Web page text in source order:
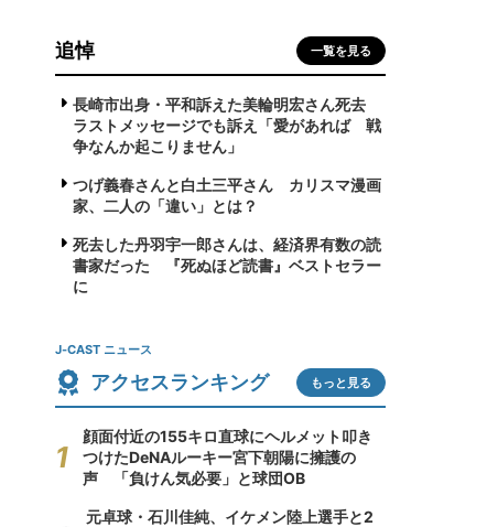
追悼 一覧を見る
長崎市出身・平和訴えた美輪明宏さん死去
ラストメッセージでも訴え「愛があれば 戦
争なんか起こりません」
つげ義春さんと白土三平さん カリスマ漫画
家、二人の「違い」とは？
死去した丹羽宇一郎さんは、経済界有数の読
書家だった 『死ぬほど読書』ベストセラー
に
J-CAST ニュース
アクセスランキング もっと見る
顔面付近の155キロ直球にヘルメット叩き
つけたDeNAルーキー宮下朝陽に擁護の
声 「負けん気必要」と球団OB
元卓球・石川佳純、イケメン陸上選手と2